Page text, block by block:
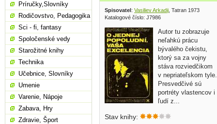
Spisovatel: Vasiliev Arkadij , Tatran 1973
Katalogové číslo: J7986
Autor tu zobrazuje
neľahkú prácu
bývalého čekistu,
ktorý sa za vojny
stáva rozviedčikom
v nepriateľskom tyle.
Presvedčivé sú
portréty vlastencov i
ľudí z...
Stav knihy:
Príručky,Slovníky
Rodičovstvo, Pedagogika
Sci - fi, fantasy
Spoločenské vedy
Starožitné knihy
Technika
Učebnice, Slovníky
Umenie
Varenie, Nápoje
Zabava, Hry
Zdravie, Šport